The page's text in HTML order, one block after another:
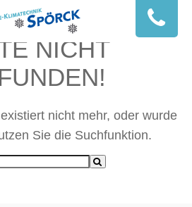
NICHT
nicht mehr, oder wurde
Sie die Suchfunktion.